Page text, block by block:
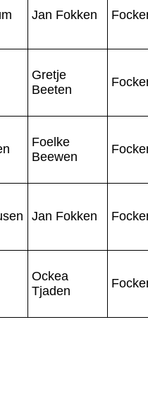
Jan Fokken
Gretje
Beeten
Foelke
Beewen
Jan Fokken
Ockea
Tjaden